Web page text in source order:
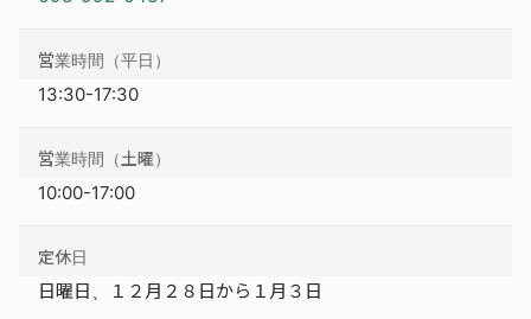
営業時間（平日）
13:30-17:30
営業時間（土曜）
10:00-17:00
定休日
日曜日、１２月２８日から１月３日